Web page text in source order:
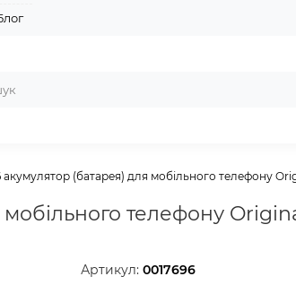
акумулятор (батарея) для мобільного телефону
телефону
Артикул:0017696